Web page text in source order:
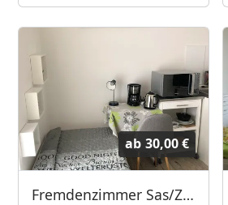
ab 30,00 €
Fremdenzimmer Sas/Zimmer mit Bad und Miniküche in 41836 Hückelhoven Ratheim